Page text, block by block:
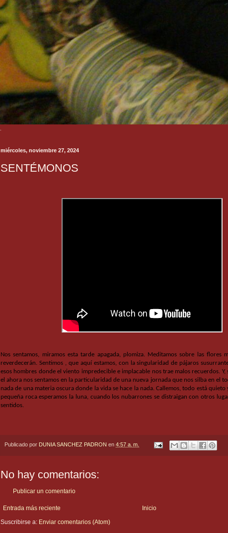
miércoles, noviembre 27, 2024
SENTÉMONOS
Nos sentamos, miramos esta tarde apagada, plomiza. Meditamos sobre las flores
reverdecerán. Sentimos , que aquí estamos, con la singularidad de pájaros
esos hombres donde el viento impredecible e implacable nos trae malos recuerdos. Y,
el ahora nos sentamos en la particularidad de una nueva jornada que nos silba en el
nada de una materia oscura donde la vida se hace la nada. Callemos, todo está
pequeña roca esperamos la luna, cuando los nubarrones se distraigan con otros
sentidos.
Publicado por DUNIA SANCHEZ PADRON en 4:57 a. m.
No hay comentarios:
Publicar un comentario
Entrada más reciente
Inicio
Suscribirse a: Enviar comentarios (Atom)